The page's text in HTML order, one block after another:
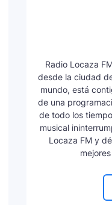
Radio Locaza
desde la ciudad
mundo, está
de una
de todo los
musical
Locaza FM y